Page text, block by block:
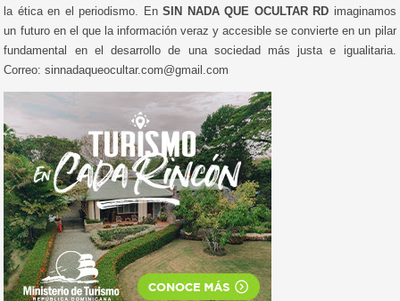
la ética en el periodismo. EnSIN NADA QUE OCULTAR RD imaginamos
un futuro en el que la información veraz y accesible se convierte en un pilar
fundamental en el desarrollo de una sociedad más justa e igualitaria.
Correo: sinnadaqueocultar.com@gmail.com